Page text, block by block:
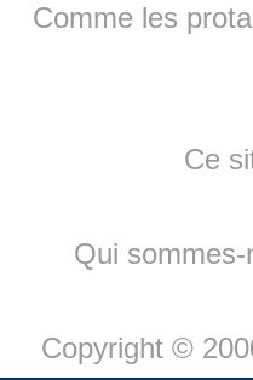
Comme les
Ce
Qui
Copyright ©